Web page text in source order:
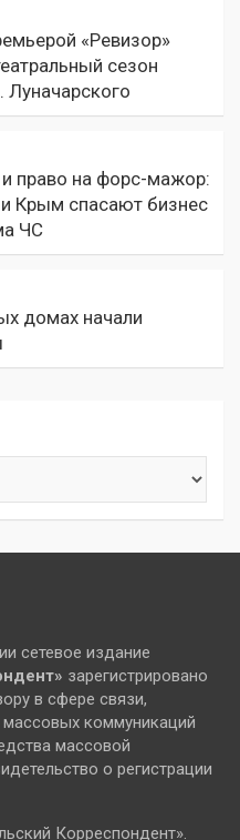
«Ревизор»
сезон
Луначарского
право на форс-мажор:
Крым спасают бизнес
ЧС
домах начали
сетевое издание
зарегистрировано
в сфере связи,
коммуникаций
массовой
о регистрации
Корреспондент».